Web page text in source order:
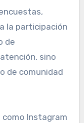
la participación
de
sino
de comunidad
Instagram